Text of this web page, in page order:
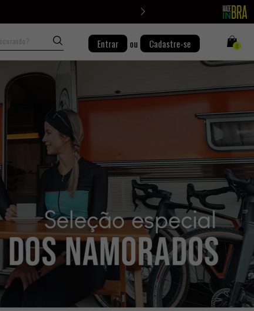
Entrar ou Cadastre-se 0